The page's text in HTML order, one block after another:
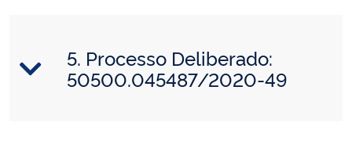
5. Processo Deliberado:
50500.045487/2020-49